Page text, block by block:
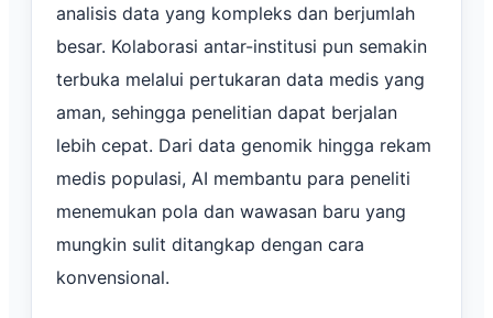
analisis data yang kompleks dan berjumlah
besar. Kolaborasi antar-institusi pun semakin
terbuka melalui pertukaran data medis yang
aman, sehingga penelitian dapat berjalan
lebih cepat. Dari data genomik hingga rekam
medis populasi, AI membantu para peneliti
menemukan pola dan wawasan baru yang
mungkin sulit ditangkap dengan cara
konvensional.